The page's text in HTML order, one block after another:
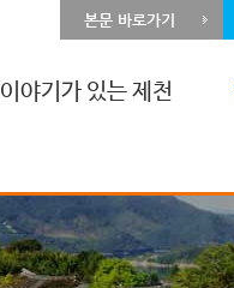
본문 바로가기
이야기가 있는 제천